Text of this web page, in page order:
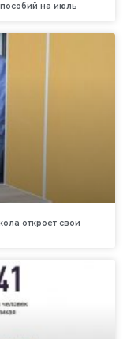
на июль
откроет свои